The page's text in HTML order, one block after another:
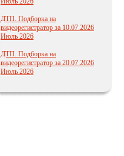
ДТП. Подборка на
видеорегистратор за 10.07.2026
Июль 2026
ДТП. Подборка на
видеорегистратор за 20.07.2026
Июль 2026